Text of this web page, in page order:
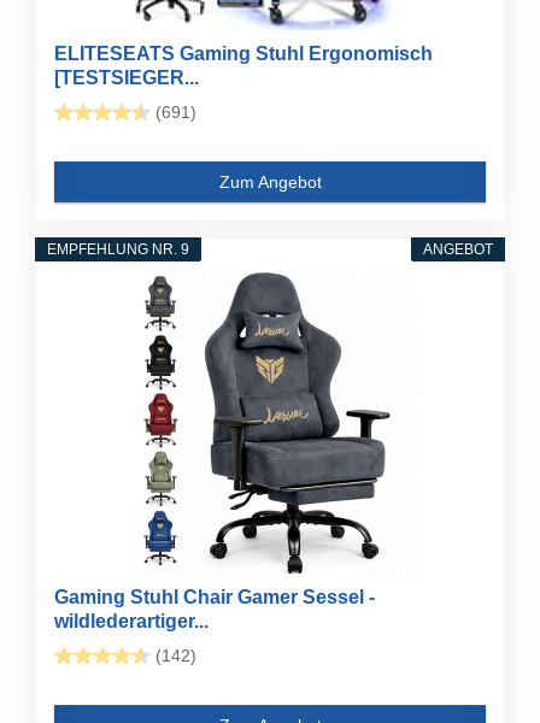
ELITESEATS Gaming Stuhl Ergonomisch
[TESTSIEGER...
(691)
Zum Angebot
ANGEBOT
EMPFEHLUNG NR. 9
Gaming Stuhl Chair Gamer Sessel -
wildlederartiger...
(142)